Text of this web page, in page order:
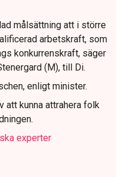
målsättning att i större
arbetskraft, som
konkurrenskraft, säger
(M), till Di.
enligt minister.
att kunna attrahera folk
experter